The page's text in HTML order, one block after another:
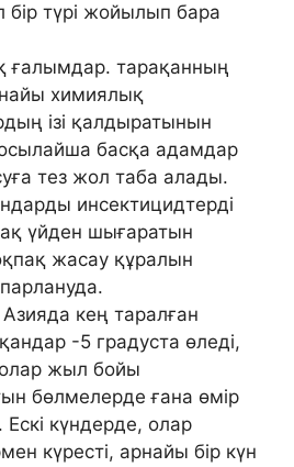
бір түрі жойылып бара
ғалымдар. тарақанның
химиялық
ізі қалдыратынын
басқа адамдар
тез жол таба алады.
инсектицидтерді
үйден шығаратын
жасау құралын
кең таралған
-5 градуста өледі,
жыл бойы
бөлмелерде ғана өмір
күндерде, олар
күресті, арнайы бір күн